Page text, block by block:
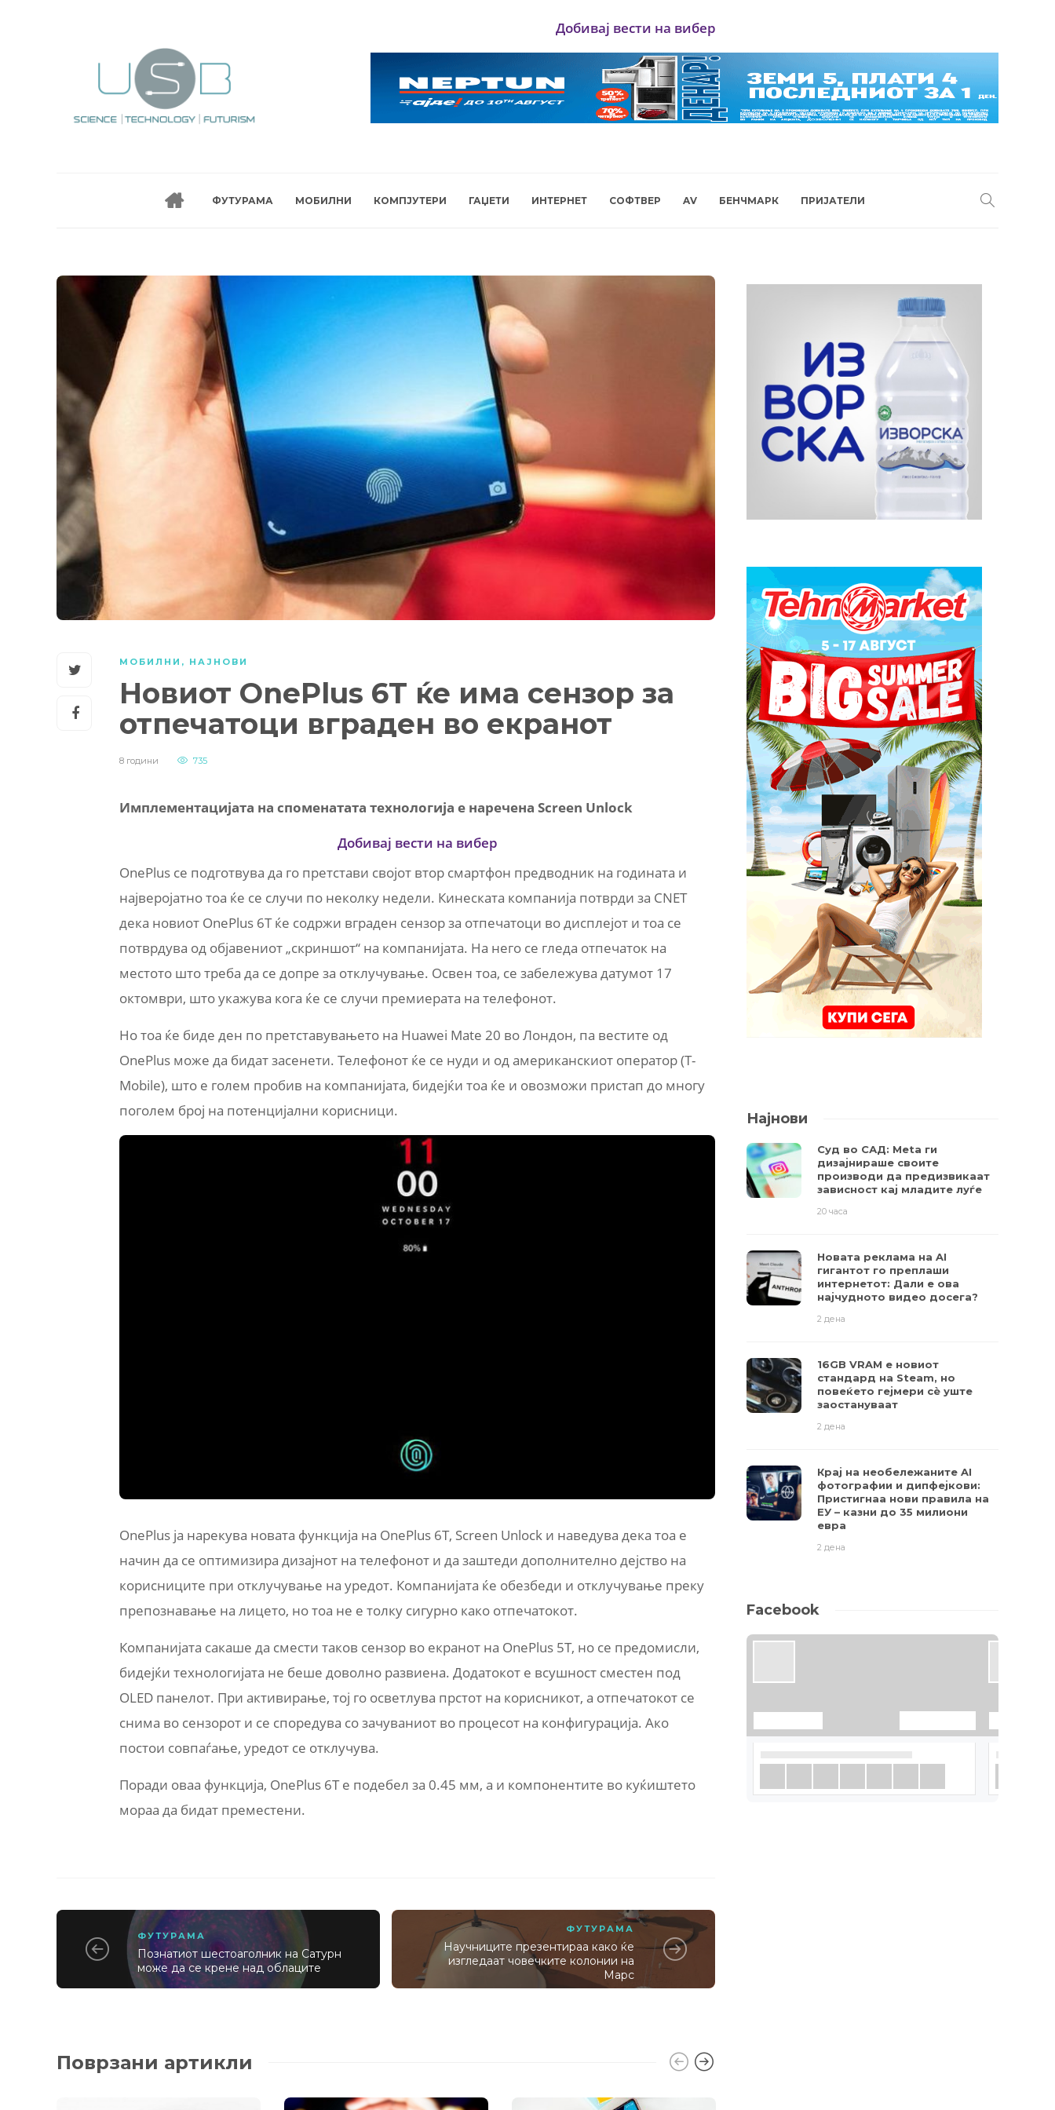
Добивај вести на вибер
ФУТУРАМА МОБИЛНИ КОМПЈУТЕРИ ГАЏЕТИ ИНТЕРНЕТ СОФТВЕР AV БЕНЧМАРК ПРИЈАТЕЛИ
МОБИЛНИ , НАЈНОВИ
Новиот OnePlus 6T ќе има сензор за
отпечатоци вграден во екранот
8 години 735
Имплементацијата на споменатата технологија е наречена Screen Unlock
Добивај вести на вибер
OnePlus се подготвува да го претстави својот втор смартфон предводник на годината и
најверојатно тоа ќе се случи по неколку недели. Кинеската компанија потврди за CNET
дека новиот OnePlus 6T ќе содржи вграден сензор за отпечатоци во дисплејот и тоа се
потврдува од објавениот „скриншот“ на компанијата. На него се гледа отпечаток на
местото што треба да се допре за отклучување. Освен тоа, се забележува датумот 17
октомври, што укажува кога ќе се случи премиерата на телефонот.
Но тоа ќе биде ден по претставувањето на Huawei Mate 20 во Лондон, па вестите од
OnePlus може да бидат засенети. Телефонот ќе се нуди и од американскиот оператор (T-
Mobile), што е голем пробив на компанијата, бидејќи тоа ќе и овозможи пристап до многу
поголем број на потенцијални корисници.
OnePlus ја нарекува новата функција на OnePlus 6T, Screen Unlock и наведува дека тоа е
начин да се оптимизира дизајнот на телефонот и да заштеди дополнително дејство на
корисниците при отклучување на уредот. Компанијата ќе обезбеди и отклучување преку
препознавање на лицето, но тоа не е толку сигурно како отпечатокот.
Компанијата сакаше да смести таков сензор во екранот на OnePlus 5T, но се предомисли,
бидејќи технологијата не беше доволно развиена. Додатокот е всушност сместен под
OLED панелот. При активирање, тој го осветлува прстот на корисникот, а отпечатокот се
снима во сензорот и се споредува со зачуваниот во процесот на конфигурација. Ако
постои совпаѓање, уредот се отклучува.
Поради оваа функција, OnePlus 6T е подебел за 0.45 мм, а и компонентите во куќиштето
мораа да бидат преместени.
ФУТУРАМА
Познатиот шестоаголник на Сатурн
може да се крене над облаците
ФУТУРАМА
Научниците презентираа како ќе
изгледаат човечките колонии на
Марс
Поврзани артикли
Најнови
Суд во САД: Meta ги
дизајнираше своите
производи да предизвикаат
зависност кај младите луѓе
20 часа
Новата реклама на AI
гигантот го преплаши
интернетот: Дали е ова
најчудното видео досега?
2 дена
16GB VRAM е новиот
стандард на Steam, но
повеќето гејмери ​​сè уште
заостануваат
2 дена
Крај на необележаните AI
фотографии и дипфејкови:
Пристигнаа нови правила на
ЕУ – казни до 35 милиони
евра
2 дена
Facebook